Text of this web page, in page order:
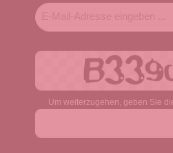
Um weiterzugehen, geben Sie